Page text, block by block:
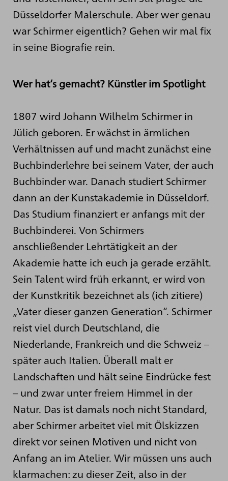
Düsseldorfer Malerschule. Aber wer genau
war Schirmer eigentlich? Gehen wir mal fix
in seine Biografie rein.
Wer hat‘s gemacht? Künstler im Spotlight
1807 wird Johann Wilhelm Schirmer in
Jülich geboren. Er wächst in ärmlichen
Verhältnissen auf und macht zunächst eine
Buchbinderlehre bei seinem Vater, der auch
Buchbinder war. Danach studiert Schirmer
dann an der Kunstakademie in Düsseldorf.
Das Studium finanziert er anfangs mit der
Buchbinderei. Von Schirmers
anschließender Lehrtätigkeit an der
Akademie hatte ich euch ja gerade erzählt.
Sein Talent wird früh erkannt, er wird von
der Kunstkritik bezeichnet als (ich zitiere)
„Vater dieser ganzen Generation“. Schirmer
reist viel durch Deutschland, die
Niederlande, Frankreich und die Schweiz –
später auch Italien. Überall malt er
Landschaften und hält seine Eindrücke fest
– und zwar unter freiem Himmel in der
Natur. Das ist damals noch nicht Standard,
aber Schirmer arbeitet viel mit Ölskizzen
direkt vor seinen Motiven und nicht von
Anfang an im Atelier. Wir müssen uns auch
klarmachen: zu dieser Zeit, also in der